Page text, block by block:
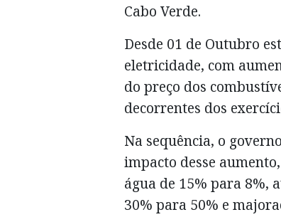
Cabo Verde.
Desde 01 de Outubro
eletricidade, com
do preço dos
decorrentes dos
Na sequência, o
impacto desse
água de 15% para 8%,
30% para 50% e